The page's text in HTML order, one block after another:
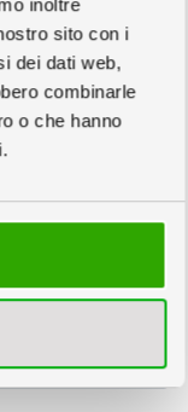
sito con i
dei dati web,
combinarle
o che hanno